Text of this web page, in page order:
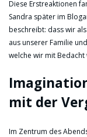
Diese Erstreaktionen
Sandra später im
beschreibt: dass wir
aus unserer Familie
welche wir mit
mit der
Im Zentrum des